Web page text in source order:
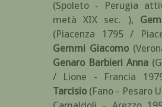
(Spoleto - Perugia
metà XIX sec. ),
(Piacenza 1795 /
Gemmi Giacomo
Genaro Barbieri Anna
/ Lione - Francia
Tarcisio (Fano - Pesaro